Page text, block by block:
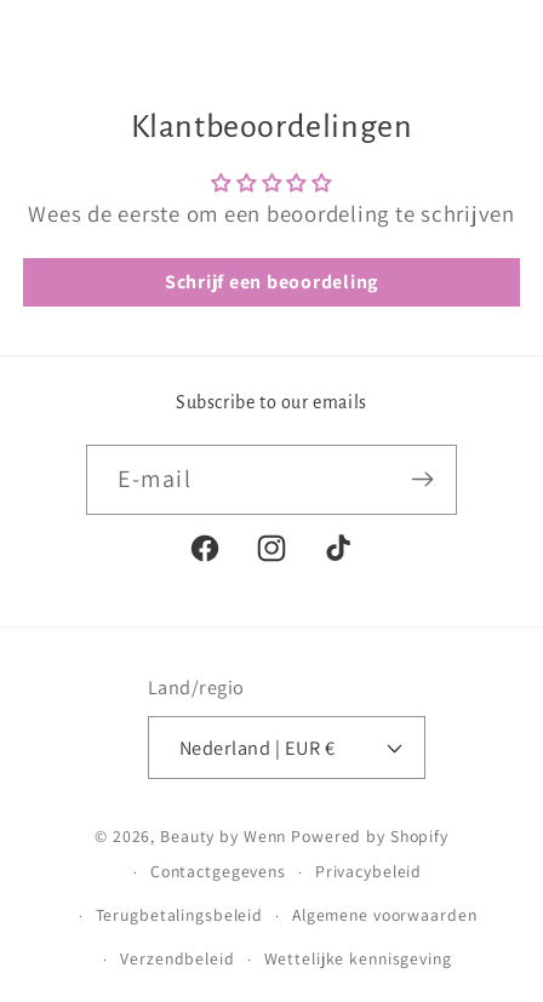
Klantbeoordelingen
Wees de eerste om een beoordeling te schrijven
Schrijf een beoordeling
Subscribe to our emails
E‑mail
FacebookInstagramTikTok
Land/regio
Nederland | EUR €
© 2026, Beauty by Wenn Powered by Shopify
Contactgegevens
Privacybeleid
Terugbetalingsbeleid
Algemene voorwaarden
Verzendbeleid
Wettelijke kennisgeving